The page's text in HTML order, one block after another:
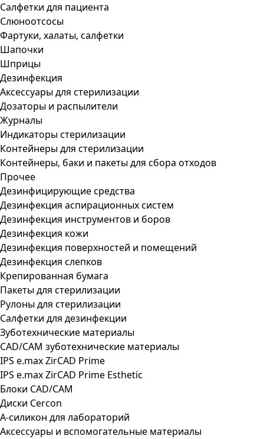
Салфетки для пациента
Слюноотсосы
Фартуки, халаты, салфетки
Шапочки
Шприцы
Дезинфекция
Аксессуары для стерилизации
Дозаторы и распылители
Журналы
Индикаторы стерилизации
Контейнеры для стерилизации
Контейнеры, баки и пакеты для сбора отходов
Прочее
Дезинфицирующие средства
Дезинфекция аспирационных систем
Дезинфекция инструментов и боров
Дезинфекция кожи
Дезинфекция поверхностей и помещений
Дезинфекция слепков
Крепированная бумага
Пакеты для стерилизации
Рулоны для стерилизации
Салфетки для дезинфекции
Зуботехнические материалы
CAD/CAM зуботехнические материалы
IPS e.max ZirCAD Prime
IPS e.max ZirCAD Prime Esthetic
Блоки CAD/CAM
Диски Cercon
А-силикон для лабораторий
Аксессуары и вспомогательные материалы